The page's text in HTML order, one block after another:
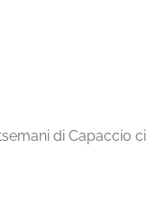
di Capaccio ci